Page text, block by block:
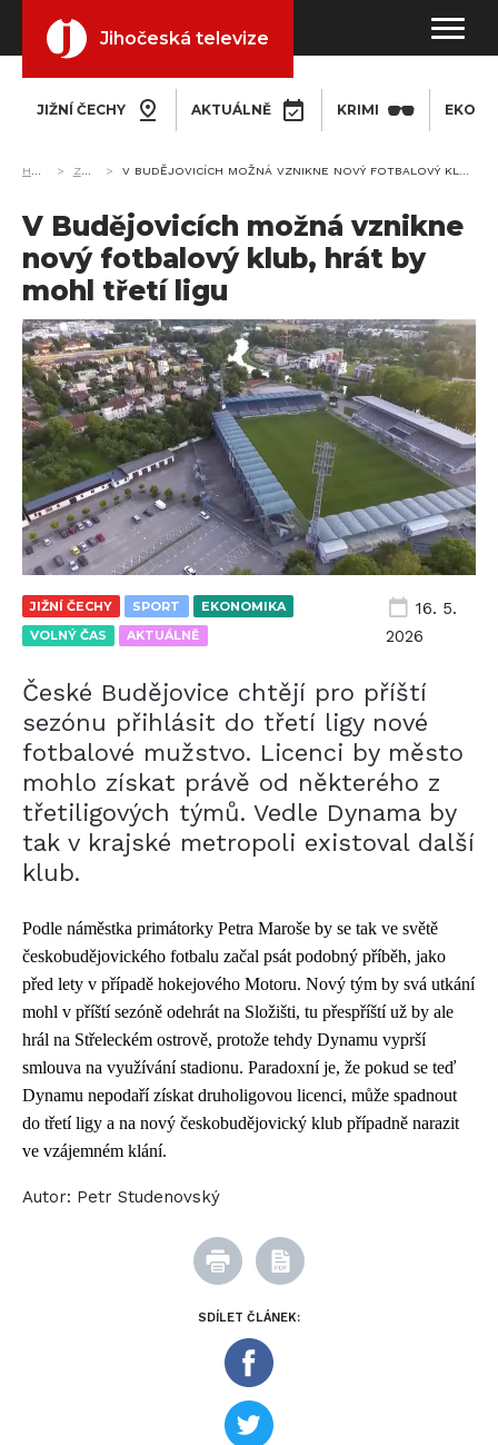
Jihočeská televize
JIŽNÍ ČECHY AKTUÁLNĚ KRIMI
HOME ZPRÁVY V BUDĚJOVICÍCH MOŽNÁ VZNIKNE NOVÝ FOTBALOVÝ KLUB, HRÁT BY MOHL TŘETÍ LIGU
V Budějovicích možná vznikne
nový fotbalový klub, hrát by
mohl třetí ligu
SDÍLET ČLÁNEK:
JIŽNÍ ČECHY SPORT
EKONOMIKA
VOLNÝ ČAS
AKTUÁLNĚ
16. 5.
2026
České Budějovice chtějí pro příští
sezónu přihlásit do třetí ligy nové
fotbalové mužstvo. Licenci by město
mohlo získat právě od některého z
třetiligových týmů. Vedle Dynama by
tak v krajské metropoli existoval další
klub.
Podle náměstka primátorky Petra Maroše by se tak ve světě
českobudějovického fotbalu začal psát podobný příběh, jako
před lety v případě hokejového Motoru. Nový tým by svá utkání
mohl v příští sezóně odehrát na Složišti, tu přespříští už by ale
hrál na Střeleckém ostrově, protože tehdy Dynamu vyprší
smlouva na využívání stadionu. Paradoxní je, že pokud se teď
Dynamu nepodaří získat druholigovou licenci, může spadnout
do třetí ligy a na nový českobudějovický klub případně narazit
ve vzájemném klání.
Autor: Petr Studenovský